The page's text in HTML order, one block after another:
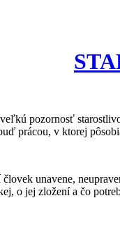
pozornosť
prácou, v ktorej
unavene,
o jej zložení a čo